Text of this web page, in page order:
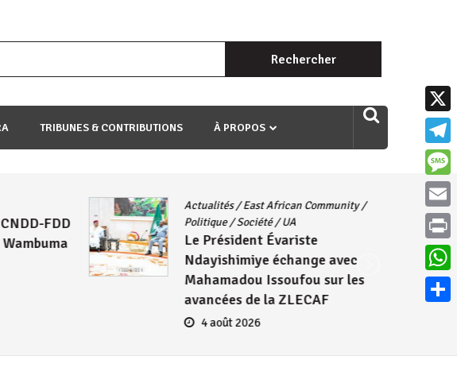
.Wewe uri ngaha ndagusigiye iki kibazo : Uriko ukora iki kugira ngo
Rechercher :
TRIBUNES & CONTRIBUTIONS À PROPOS
FDD
Actualités/East African Community/
Politique/Société/UA
Le Président Évariste
Ndayishimiye échange avec
Mahamadou Issoufou sur les
avancées de la ZLECAF
4 août 2026
X
Email
Print